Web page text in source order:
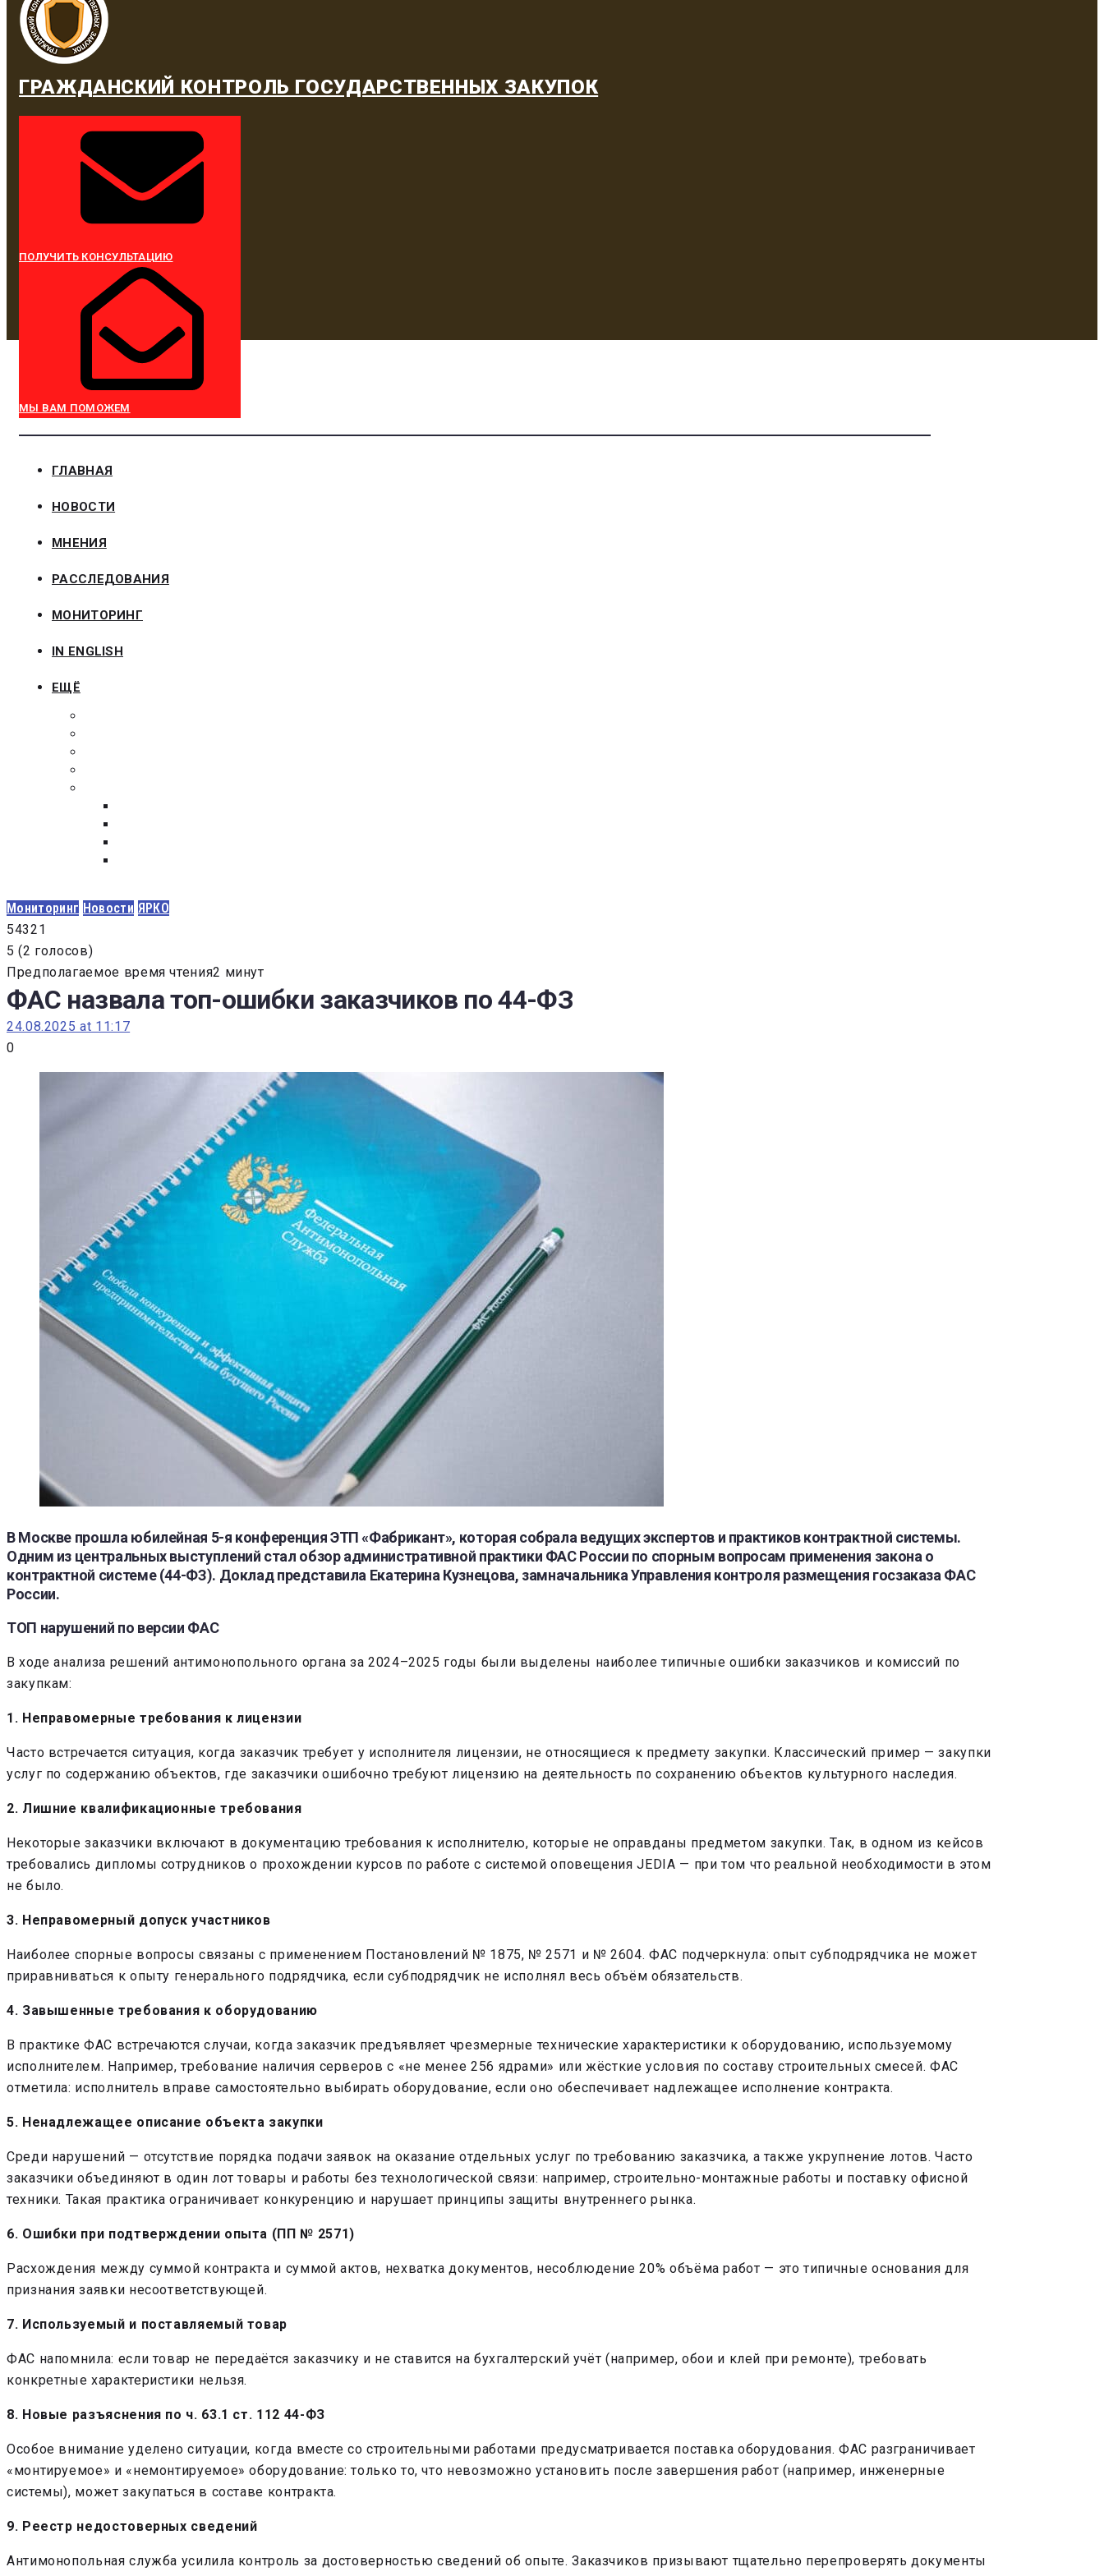
ГРАЖДАНСКИЙ КОНТРОЛЬ ГОСУДАРСТВЕННЫХ ЗАКУПОК
ПОЛУЧИТЬ КОНСУЛЬТАЦИЮ
МЫ ВАМ ПОМОЖЕМ
ГЛАВНАЯ
НОВОСТИ
МНЕНИЯ
РАССЛЕДОВАНИЯ
МОНИТОРИНГ
IN ENGLISH
ЕЩЁ
Мониторинг Новости ЯРКО
54321
5 (2 голосов)
Предполагаемое время чтения2 минут
ФАС назвала топ-ошибки заказчиков по 44-ФЗ
24.08.2025 at 11:17
0
В Москве прошла юбилейная 5-я конференция ЭТП «Фабрикант», которая собрала ведущих экспертов и практиков контрактной системы.
Одним из центральных выступлений стал обзор административной практики ФАС России по спорным вопросам применения закона о
контрактной системе (44-ФЗ). Доклад представила Екатерина Кузнецова, замначальника Управления контроля размещения госзаказа ФАС
России.
ТОП нарушений по версии ФАС
В ходе анализа решений антимонопольного органа за 2024–2025 годы были выделены наиболее типичные ошибки заказчиков и комиссий по
закупкам:
1. Неправомерные требования к лицензии
Часто встречается ситуация, когда заказчик требует у исполнителя лицензии, не относящиеся к предмету закупки. Классический пример — закупки
услуг по содержанию объектов, где заказчики ошибочно требуют лицензию на деятельность по сохранению объектов культурного наследия.
2. Лишние квалификационные требования
Некоторые заказчики включают в документацию требования к исполнителю, которые не оправданы предметом закупки. Так, в одном из кейсов
требовались дипломы сотрудников о прохождении курсов по работе с системой оповещения JEDIA — при том что реальной необходимости в этом
не было.
3. Неправомерный допуск участников
Наиболее спорные вопросы связаны с применением Постановлений № 1875, № 2571 и № 2604. ФАС подчеркнула: опыт субподрядчика не может
приравниваться к опыту генерального подрядчика, если субподрядчик не исполнял весь объём обязательств.
4. Завышенные требования к оборудованию
В практике ФАС встречаются случаи, когда заказчик предъявляет чрезмерные технические характеристики к оборудованию, используемому
исполнителем. Например, требование наличия серверов с «не менее 256 ядрами» или жёсткие условия по составу строительных смесей. ФАС
отметила: исполнитель вправе самостоятельно выбирать оборудование, если оно обеспечивает надлежащее исполнение контракта.
5. Ненадлежащее описание объекта закупки
Среди нарушений — отсутствие порядка подачи заявок на оказание отдельных услуг по требованию заказчика, а также укрупнение лотов. Часто
заказчики объединяют в один лот товары и работы без технологической связи: например, строительно-монтажные работы и поставку офисной
техники. Такая практика ограничивает конкуренцию и нарушает принципы защиты внутреннего рынка.
6. Ошибки при подтверждении опыта (ПП № 2571)
Расхождения между суммой контракта и суммой актов, нехватка документов, несоблюдение 20% объёма работ — это типичные основания для
признания заявки несоответствующей.
7. Используемый и поставляемый товар
ФАС напомнила: если товар не передаётся заказчику и не ставится на бухгалтерский учёт (например, обои и клей при ремонте), требовать
конкретные характеристики нельзя.
8. Новые разъяснения по ч. 63.1 ст. 112 44-ФЗ
Особое внимание уделено ситуации, когда вместе со строительными работами предусматривается поставка оборудования. ФАС разграничивает
«монтируемое» и «немонтируемое» оборудование: только то, что невозможно установить после завершения работ (например, инженерные
системы), может закупаться в составе контракта.
9. Реестр недостоверных сведений
Антимонопольная служба усилила контроль за достоверностью сведений об опыте. Заказчиков призывают тщательно перепроверять документы